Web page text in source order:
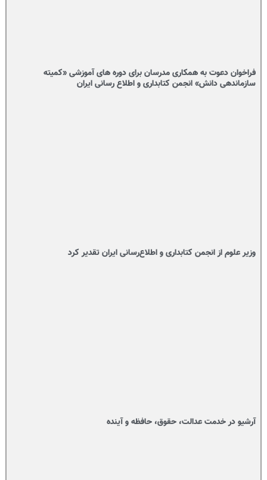
فراخوان دعوت به همکاری مدرسان برای دوره های آموزشی «کمیته
سازماندهی دانش» انجمن کتابداری و اطلاع رسانی ایران
وزیر علوم از انجمن کتابداری و اطلاع‌رسانی ایران تقدیر کرد
آرشیو در خدمت عدالت، حقوق، حافظه و آینده‌